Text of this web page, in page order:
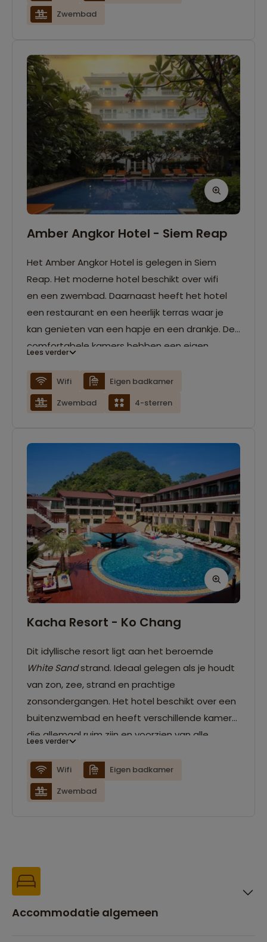
voorzien van gratis wifi, airconditioning en een
flatscreen-tv.
Zwembad
Amber Angkor Hotel - Siem Reap
Het Amber Angkor Hotel is gelegen in Siem
Reap. Het moderne hotel beschikt over wifi
en een zwembad. Daarnaast heeft het hotel
een restaurant en een heerlijk terras waar je
kan genieten van een hapje en een drankje. De
comfortabele kamers hebben een eigen
Lees verder
Wifi
Eigen badkamer
Zwembad
4-sterren
Kacha Resort - Ko Chang
Dit idyllische resort ligt aan het beroemde
White Sandstrand. Ideaal gelegen als je houdt
van zon, zee, strand en prachtige
zonsondergangen. Het hotel beschikt over een
buitenzwembad en heeft verschillende kamers
die allemaal ruim zijn en voorzien van alle
Lees verder
Wifi
Eigen badkamer
Zwembad
Accommodatie algemeen